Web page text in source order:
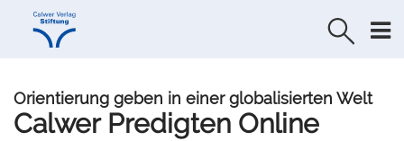
Direkt
Direkt
Orientierung geben in einer globalisierten Welt
Calwer Predigten Online